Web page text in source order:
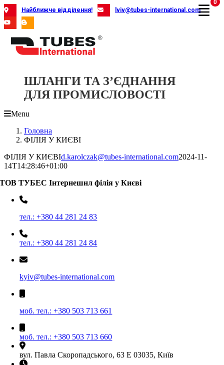
Skip
to
content
Найближче відділення! lviv@tubes-international.com
ШЛАНГИ ТА З’ЄДНАННЯ
ДЛЯ ПРОМИСЛОВОСТІ
Menu
Головна
ФІЛІЯ У КИЄВІ
ФІЛІЯ У КИЄВІd.karolczak@tubes-international.com2024-11-
14T14:28:46+01:00
ТОВ ТУБЕС Iнтернешнл філія у Києві
тел.: +380 44 281 24 83
тел.: +380 44 281 24 84
kyiv@tubes-international.com
моб. тел.: +380 503 713 661
моб. тел.: +380 503 713 660
вул. Павла Скоропадського, 63 Е 03035, Київ
0